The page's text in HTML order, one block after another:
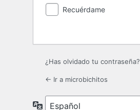
Recuérdame
¿Has olvidado tu contraseña?
← Ir a microbichitos
Idioma